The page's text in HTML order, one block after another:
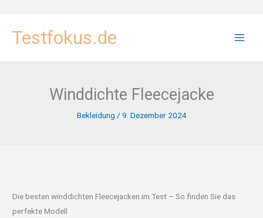
InhaltTestfokus.de
Winddichte Fleecejacke
Bekleidung / 9. Dezember 2024
Die besten winddichten Fleecejacken im Test – So finden Sie das
perfekte Modell